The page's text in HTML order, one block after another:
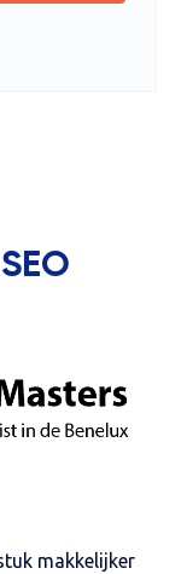
makkelijker